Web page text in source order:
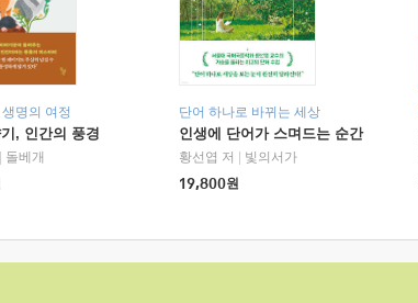
명의 여정
, 인간의 풍경
돌베개
단어 하나로 바뀌는 세상
인생에 단어가 스며드는 순간
황선엽 저
빛의서가
19,800원